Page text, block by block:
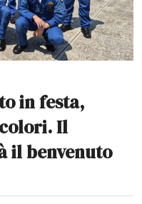
in festa,
Il
il benvenuto